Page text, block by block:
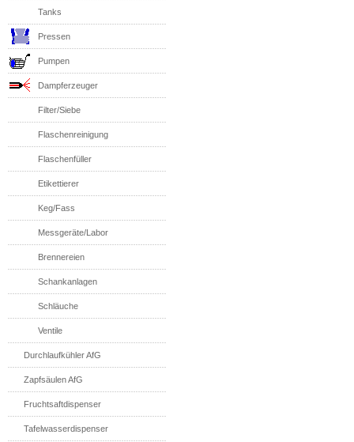
Tanks
Pressen
Pumpen
Dampferzeuger
Filter/Siebe
Flaschenreinigung
Flaschenfüller
Etikettierer
Keg/Fass
Messgeräte/Labor
Brennereien
Schankanlagen
Schläuche
Ventile
Durchlaufkühler AfG
Zapfsäulen AfG
Fruchtsaftdispenser
Tafelwasserdispenser